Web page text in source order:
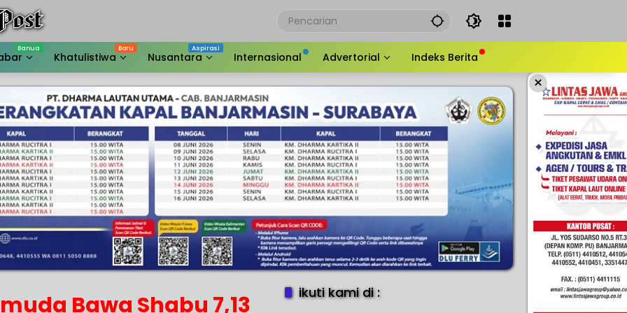
Khatulistiwa Nusantara Internasional Advertorial Indeks Berita
×
Bawa Shabu 7,13
ikuti kami di :